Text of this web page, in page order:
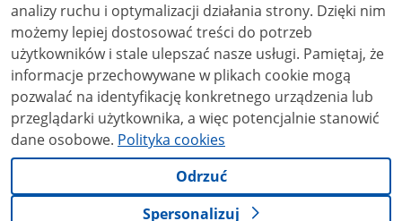
analizy ruchu i optymalizacji działania strony. Dzięki nim
możemy lepiej dostosować treści do potrzeb
użytkowników i stale ulepszać nasze usługi. Pamiętaj, że
informacje przechowywane w plikach cookie mogą
pozwalać na identyfikację konkretnego urządzenia lub
przeglądarki użytkownika, a więc potencjalnie stanowić
dane osobowe. Polityka cookies
Odrzuć
Spersonalizuj